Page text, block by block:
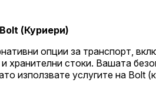
(Куриери)
опции за транспорт,
хранителни стоки. Вашата
използвате услугите на Bolt